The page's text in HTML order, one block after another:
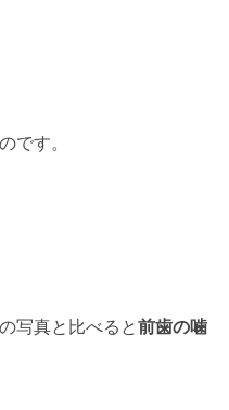
です。
写真と比べると前歯の噛